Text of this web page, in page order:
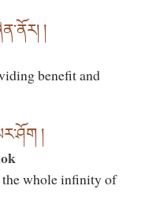
།
benefit and
།
the whole infinity of